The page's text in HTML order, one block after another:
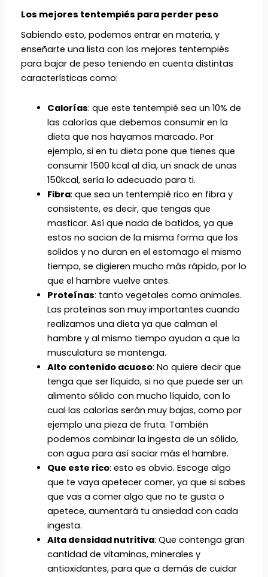
Los mejores tentempiés para perder peso
Sabiendo esto, podemos entrar en materia, y
enseñarte una lista con los mejores tentempiés
para bajar de peso teniendo en cuenta distintas
características como:
Calorías: que este tentempié sea un 10% de
las calorías que debemos consumir en la
dieta que nos hayamos marcado. Por
ejemplo, si en tu dieta pone que tienes que
consumir 1500 kcal al día, un snack de unas
150kcal, sería lo adecuado para ti.
Fibra: que sea un tentempié rico en fibra y
consistente, es decir, que tengas que
masticar. Así que nada de batidos, ya que
estos no sacian de la misma forma que los
solidos y no duran en el estomago el mismo
tiempo, se digieren mucho más rápido, por lo
que el hambre vuelve antes.
Proteínas: tanto vegetales como animales.
Las proteínas son muy importantes cuando
realizamos una dieta ya que calman el
hambre y al mismo tiempo ayudan a que la
musculatura se mantenga.
Alto contenido acuoso: No quiere decir que
tenga que ser líquido, si no que puede ser un
alimento sólido con mucho líquido, con lo
cual las calorías serán muy bajas, como por
ejemplo una pieza de fruta. También
podemos combinar la ingesta de un sólido,
con agua para así saciar más el hambre.
Que este rico: esto es obvio. Escoge algo
que te vaya apetecer comer, ya que si sabes
que vas a comer algo que no te gusta o
apetece, aumentará tu ansiedad con cada
ingesta.
Alta densidad nutritiva: Que contenga gran
cantidad de vitaminas, minerales y
antioxidantes, para que a demás de cuidar